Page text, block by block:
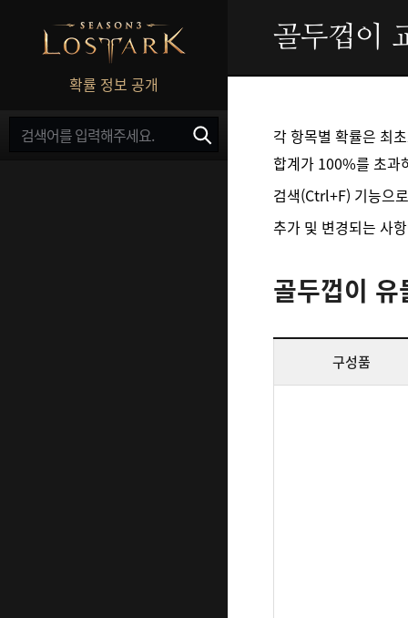
확률 정보 공개
골두껍이
각 항목별 확률은 최
합계가 100%를 초과
검색(Ctrl+F) 기능으
추가 및 변경되는 사
골두껍이
구성품